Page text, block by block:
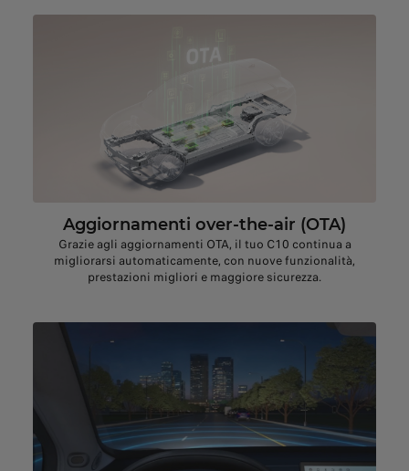
Aggiornamenti over-the-air (OTA)
Grazie agli aggiornamenti OTA, il tuo C10 continua a
migliorarsi automaticamente, con nuove funzionalità,
prestazioni migliori e maggiore sicurezza.